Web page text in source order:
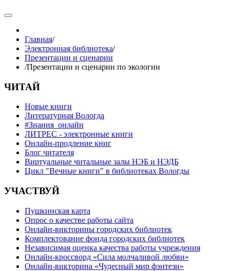
Главная/
Электронная библиотека/
Презентации и сценарии
/Презентации и сценарии по экологии
ЧИТАЙ
Новые книги
Литературная Вологда
#Знания_онлайн
ЛИТРЕС - электронные книги
Онлайн-продление книг
Блог читателя
Виртуальные читальные залы НЭБ и НЭДБ
Цикл "Вечные книги" в библиотеках Вологды
УЧАСТВУЙ
Пушкинская карта
Опрос о качестве работы сайта
Онлайн-викторины городских библиотек
Комплектование фонда городских библиотек
Независимая оценка качества работы учреждения
Онлайн-кроссворд «Сила молчаливой любви»
Онлайн-викторина «Чудесный мир фэнтези»